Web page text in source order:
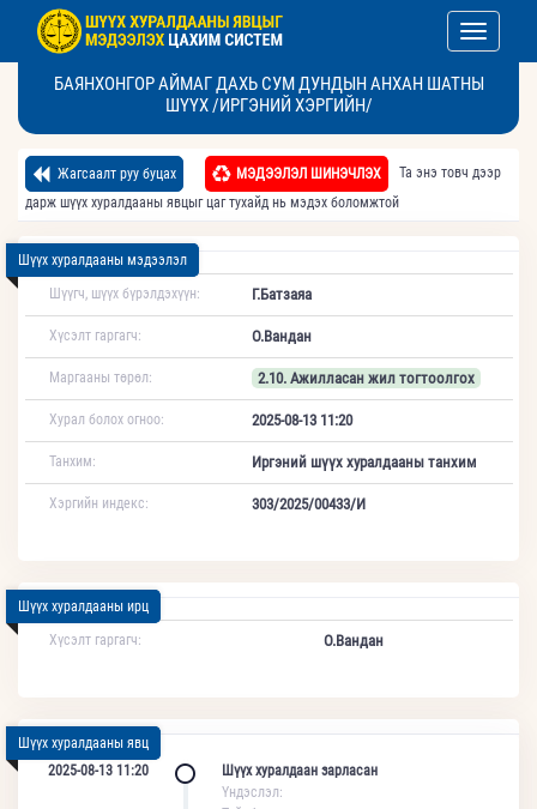
Toggle
БАЯНХОНГОР АЙМАГ ДАХЬ СУМ ДУНДЫН АНХАН ШАТНЫ
ШҮҮХ /ИРГЭНИЙ ХЭРГИЙН/
Жагсаалт руу буцах МЭДЭЭЛЭЛ ШИНЭЧЛЭХ
Та энэ товч дээр
дарж шүүх хуралдааны явцыг цаг тухайд нь мэдэх боломжтой
Шүүх хуралдааны мэдээлэл
Шүүгч, шүүх бүрэлдэхүүн:
Г.Батзаяа
Хүсэлт гаргагч: О.Вандан
Маргааны төрөл: 2.10. Ажилласан жил тогтоолгох
Хурал болох огноо: 2025-08-13 11:20
Танхим: Иргэний шүүх хуралдааны танхим
Хэргийн индекс: 303/2025/00433/И
Шүүх хуралдааны ирц
Хүсэлт гаргагч:
О.Вандан
Шүүх хуралдааны явц
2025-08-13 11:20
Шүүх хуралдаан зарласан
Үндэслэл: